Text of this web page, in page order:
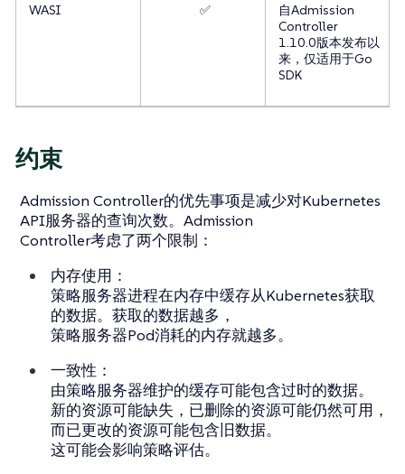
WASI ✅
自Admission
Controller
1.10.0版本发布以
来，仅适用于Go
SDK
约束
Admission Controller的优先事项是减少对Kubernetes
API服务器的查询次数。Admission
Controller考虑了两个限制：
内存使用：
策略服务器进程在内存中缓存从Kubernetes获取
的数据。获取的数据越多，
策略服务器Pod消耗的内存就越多。
一致性：
由策略服务器维护的缓存可能包含过时的数据。
新的资源可能缺失，已删除的资源可能仍然可用，
而已更改的资源可能包含旧数据。
这可能会影响策略评估。